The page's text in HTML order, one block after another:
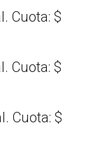
Cuota: $
Cuota: $
Cuota: $